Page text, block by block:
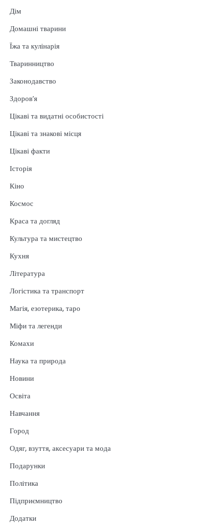
Дім
Домашні тварини
Їжа та кулінарія
Тваринництво
Законодавство
Здоров’я
Цікаві та видатні особистості
Цікаві та знакові місця
Цікаві факти
Історія
Кіно
Космос
Краса та догляд
Культура та мистецтво
Кухня
Література
Логістика та транспорт
Магія, езотерика, таро
Міфи та легенди
Комахи
Наука та природа
Новини
Освіта
Навчання
Город
Одяг, взуття, аксесуари та мода
Подарунки
Політика
Підприємництво
Додатки